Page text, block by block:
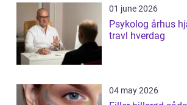
01 june 2026
Psykolog århus hjælp til unge i en
travl hverdag
04 may 2026